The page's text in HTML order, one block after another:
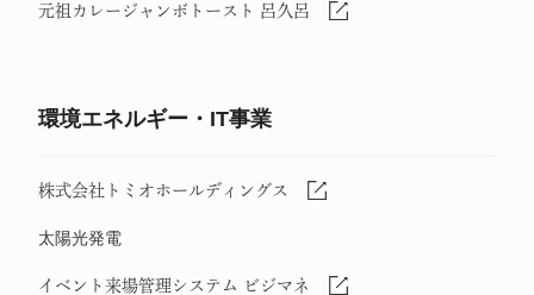
元祖カレージャンボトースト 呂久呂
環境エネルギー・IT事業
株式会社トミオホールディングス
太陽光発電
イベント来場管理システム ビジマネ